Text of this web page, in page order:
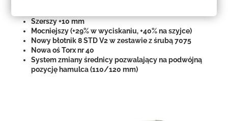
Szerszy +10 mm
Mocniejszy (+29% w wyciskaniu, +40% na szyjce)
Nowy błotnik 8 STD V2 w zestawie z śrubą 7075
Nowa oś Torx nr 40
System zmiany średnicy pozwalający na podwójną
pozycję hamulca (110/120 mm)